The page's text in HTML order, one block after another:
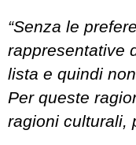
“Senza le
rappresentative
lista e quindi
Per queste
ragioni culturali,